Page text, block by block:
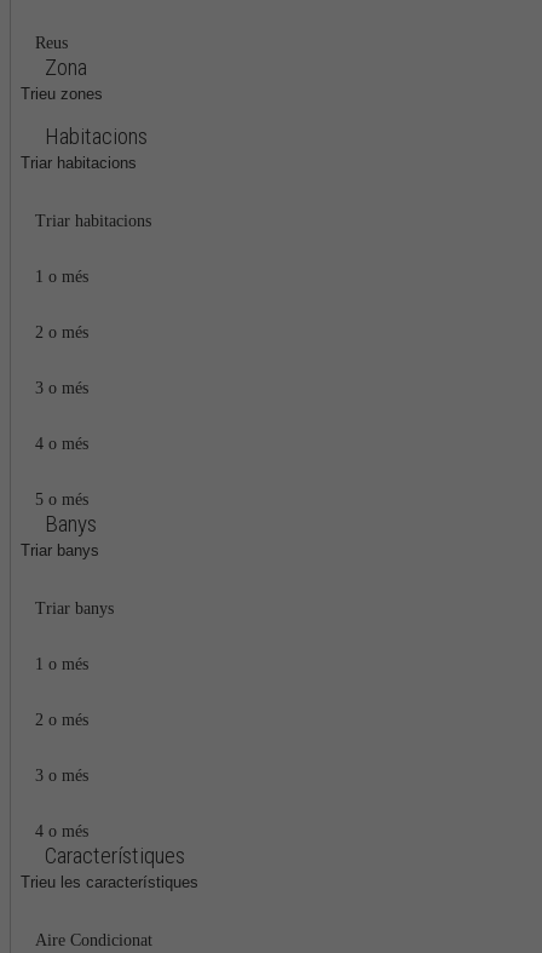
Reus
Zona
Trieu zones
Habitacions
Triar habitacions
Triar habitacions
1 o més
2 o més
3 o més
4 o més
5 o més
Banys
Triar banys
Triar banys
1 o més
2 o més
3 o més
4 o més
Característiques
Trieu les característiques
Aire Condicionat